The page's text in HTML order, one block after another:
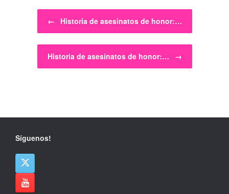
Navegador de artículos
← Historia de asesinatos de honor:…
Historia de asesinatos de honor:… →
Síguenos!